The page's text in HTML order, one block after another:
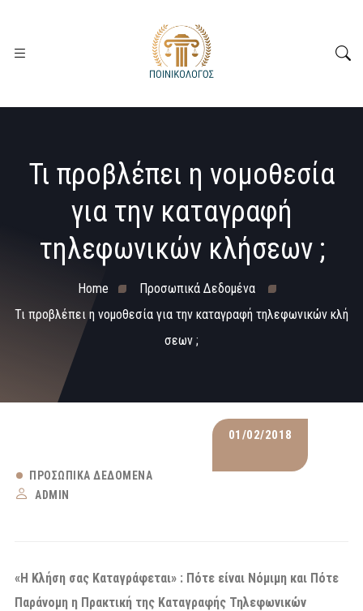
Τι προβλέπει η νομοθεσία
για την καταγραφή
τηλεφωνικών κλήσεων ;
Home
Προσωπικά Δεδομένα
Τι προβλέπει η νομοθεσία για την καταγραφή τηλεφωνικών κλή
σεων ;
01/02/2018
ΠΡΟΣΩΠΙΚΆ ΔΕΔΟΜΈΝΑ
ADMIN
«Η Κλήση σας Καταγράφεται» : Πότε είναι Νόμιμη και Πότε
Παράνομη η Πρακτική της Καταγραφής Τηλεφωνικών